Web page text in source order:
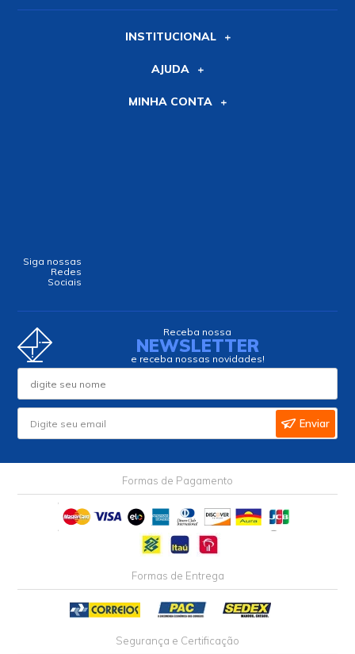
INSTITUCIONAL
AJUDA
MINHA CONTA
Siga nossas
Redes
Sociais
Receba nossa
NEWSLETTER
e receba nossas novidades!
Enviar
Formas de Pagamento
Formas de Entrega
Segurança e Certificação